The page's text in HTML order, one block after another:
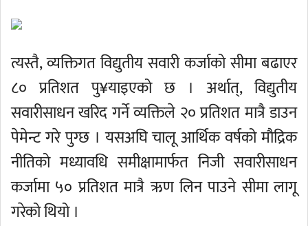
त्यस्तै, व्यक्तिगत विद्युतीय सवारी कर्जाको सीमा बढाएर
८० प्रतिशत पु¥याइएको छ । अर्थात्, विद्युतीय
सवारीसाधन खरिद गर्ने व्यक्तिले २० प्रतिशत मात्रै डाउन
पेमेन्ट गरे पुग्छ । यसअघि चालू आर्थिक वर्षको मौद्रिक
नीतिको मध्यावधि समीक्षामार्फत निजी सवारीसाधन
कर्जामा ५० प्रतिशत मात्रै ऋण लिन पाउने सीमा लागू
गरेको थियो ।